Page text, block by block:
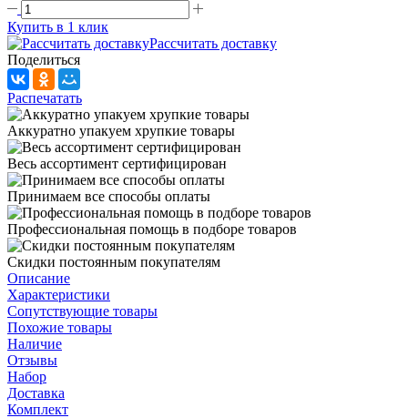
Купить в 1 клик
Рассчитать доставку
Поделиться
Распечатать
Аккуратно упакуем хрупкие товары
Весь ассортимент сертифицирован
Принимаем все способы оплаты
Профессиональная помощь в подборе товаров
Скидки постоянным покупателям
Описание
Характеристики
Сопутствующие товары
Похожие товары
Наличие
Отзывы
Набор
Доставка
Комплект